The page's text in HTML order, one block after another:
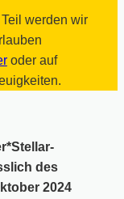
werden wir
oder auf
des
2024